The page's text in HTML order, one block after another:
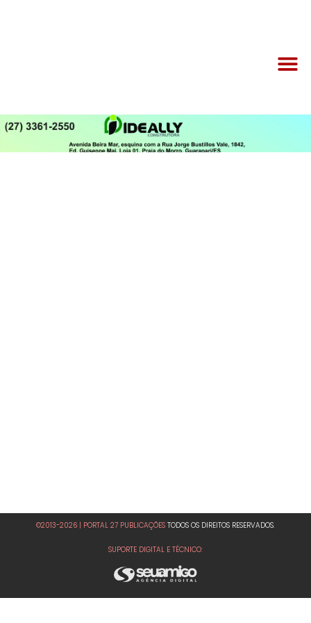
©2013-2026 | PORTAL 27 PUBLICAÇÕES TODOS OS DIREITOS RESERVADOS.
SUPORTE DIGITAL E TÉCNICO: